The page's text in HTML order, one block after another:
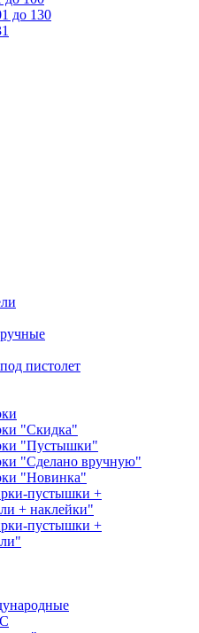
до 130
пистолет
"Скидка"
"Пустышки"
"Сделано вручную"
"Новинка"
пустышки +
+ наклейки"
пустышки +